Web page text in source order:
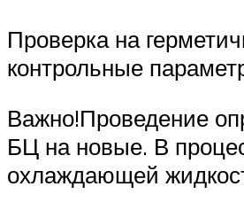
Проверка на
контрольные
Важно!Проведение
БЦ на новые. В
охлаждающей